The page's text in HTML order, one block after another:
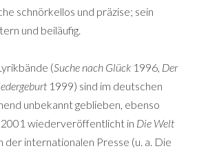
schnörkellos und präzise; sein
und beiläufig.
(Suche nach Glück 1996, Der
1999) sind im deutschen
unbekannt geblieben, ebenso
2001 wiederveröffentlicht in Die Welt
der internationalen Presse (u. a. Die